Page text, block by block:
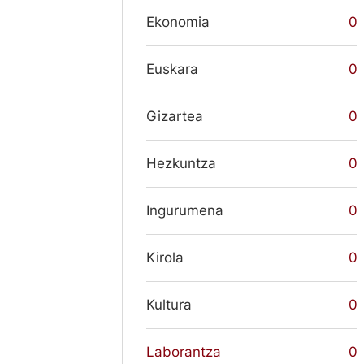
Ekonomia 0
Euskara 0
Gizartea 0
Hezkuntza 0
Ingurumena 0
Kirola 0
Kultura 0
Laborantza 0